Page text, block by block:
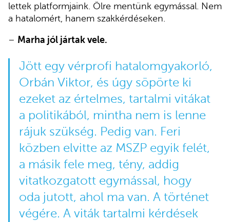
lettek platformjaink. Ölre mentünk egymással. Nem
a hatalomért, hanem szakkérdéseken.
– Marha jól jártak vele.
Jött egy vérprofi hatalomgyakorló,
Orbán Viktor, és úgy söpörte ki
ezeket az értelmes, tartalmi vitákat
a politikából, mintha nem is lenne
rájuk szükség. Pedig van. Feri
közben elvitte az MSZP egyik felét,
a másik fele meg, tény, addig
vitatkozgatott egymással, hogy
oda jutott, ahol ma van. A történet
végére. A viták tartalmi kérdések